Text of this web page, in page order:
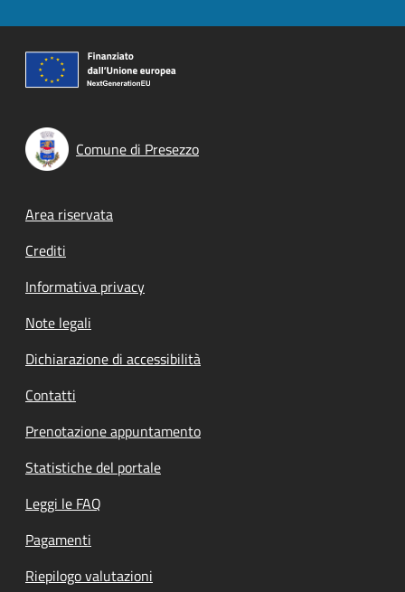
Comune di Presezzo
Footer menu
Area riservata
Crediti
Informativa privacy
Note legali
Dichiarazione di accessibilità
Contatti
Prenotazione appuntamento
Statistiche del portale
Leggi le FAQ
Pagamenti
Riepilogo valutazioni